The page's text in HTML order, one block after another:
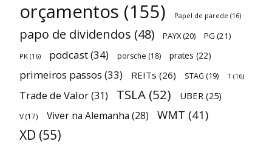
orçamentos (155) Papel de parede (16)
papo de dividendos (48) PAYX(20) PG (21)
PK (16) podcast(34) porsche (18) prates (22)
primeiros passos (33) REITs (26) STAG (19) T (16)
Trade de Valor(31) TSLA (52) UBER (25)
V(17) Viver na Alemanha (28) WMT (41)
XD (55)